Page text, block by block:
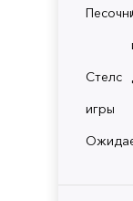
Стелс
игры